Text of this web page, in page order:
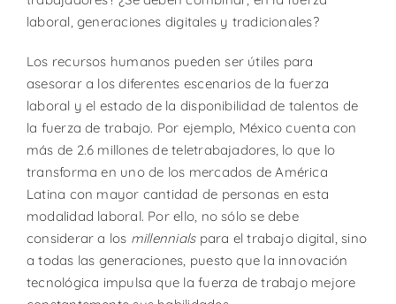
laboral, generaciones digitales y tradicionales?
Los recursos humanos pueden ser útiles para
asesorar a los diferentes escenarios de la fuerza
laboral y el estado de la disponibilidad de talentos de
la fuerza de trabajo. Por ejemplo, México cuenta con
más de 2.6 millones de teletrabajadores, lo que lo
transforma en uno de los mercados de América
Latina con mayor cantidad de personas en esta
modalidad laboral. Por ello, no sólo se debe
considerar a los millennialspara el trabajo digital, sino
a todas las generaciones, puesto que la innovación
tecnológica impulsa que la fuerza de trabajo mejore